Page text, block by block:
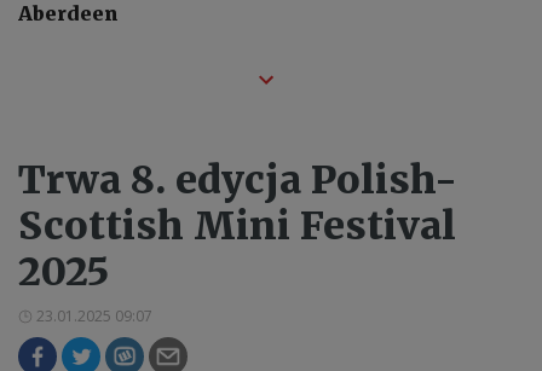
Aberdeen
Trwa 8. edycja Polish-
Scottish Mini Festival
2025
23.01.2025 09:07